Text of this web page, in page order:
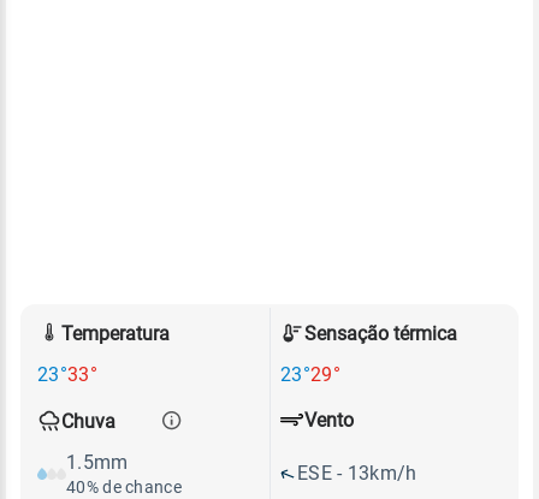
Temperatura
23°33°
Sensação térmica
23°29°
Chuva
1.5mm
40% de chance
Vento
ESE - 13km/h